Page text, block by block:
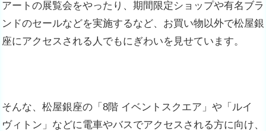
アートの展覧会をやったり、期間限定ショップや有名ブラ
ンドのセールなどを実施するなど、お買い物以外で松屋銀
座にアクセスされる人でもにぎわいを見せています。
そんな、松屋銀座の「8階 イベントスクエア」や「ルイ
ヴィトン」などに電車やバスでアクセスされる方に向け、